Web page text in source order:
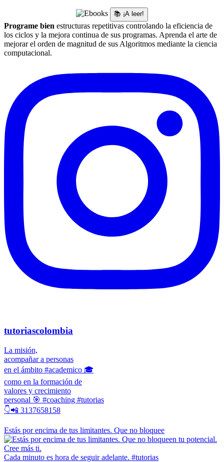
📚 ¡A leer!
Programe bien estructuras repetitivas controlando la eficiencia de
los ciclos y la mejora continua de sus programas. Aprenda el arte de
mejorar el orden de magnitud de sus Algoritmos mediante la ciencia
computacional.
tutoriascolombia
La misión,
acompañar a personas
en el ámbito #academico 🎓
como en la formación de
valores y crecimiento
personal 🎯 #coaching #tutorias
👇📲 3137658158
Estás por encima de tus limitantes. Que no bloquee
Cada minuto es hora de seguir adelante. #tutorias